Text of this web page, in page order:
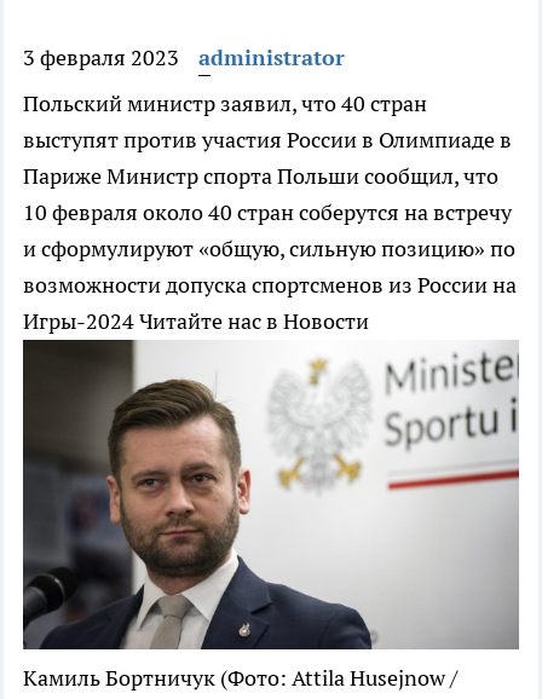
3 февраля 2023
administrator
Польский министр заявил, что 40 стран
выступят против участия России в Олимпиаде в
ПарижеМинистр спорта Польши сообщил, что
10 февраля около 40 стран соберутся на встречу
и сформулируют «общую, сильную позицию» по
возможности допуска спортсменов из России на
Игры-2024Читайте нас в Новости
Камиль Бортничук (Фото: Attila Husejnow /